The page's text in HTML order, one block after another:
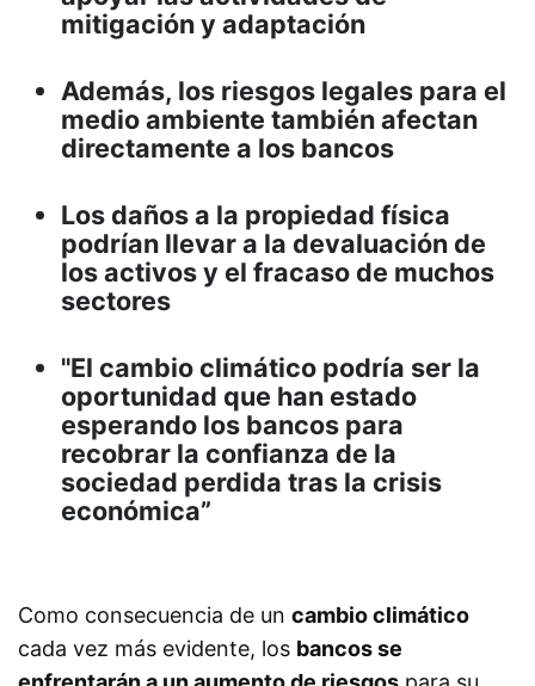
mitigación y adaptación
Además, los riesgos legales para el
medio ambiente también afectan
directamente a los bancos
Los daños a la propiedad física
podrían llevar a la devaluación de
los activos y el fracaso de muchos
sectores
"El cambio climático podría ser la
oportunidad que han estado
esperando los bancos para
recobrar la confianza de la
sociedad perdida tras la crisis
económica”
Como consecuencia de un cambio climático
cada vez más evidente, los bancos se